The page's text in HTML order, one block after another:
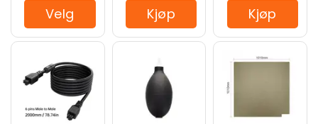
Velg Kjøp Kjøp